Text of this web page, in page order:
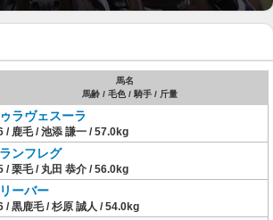
馬名
馬齢 / 毛色 / 騎手 / 斤量
ゥラヴェスーラ
/ 鹿毛 / 池添 謙一 / 57.0kg
ンフレグ
/ 栗毛 / 丸田 恭介 / 56.0kg
ーバー
/ 黒鹿毛 / 杉原 誠人 / 54.0kg